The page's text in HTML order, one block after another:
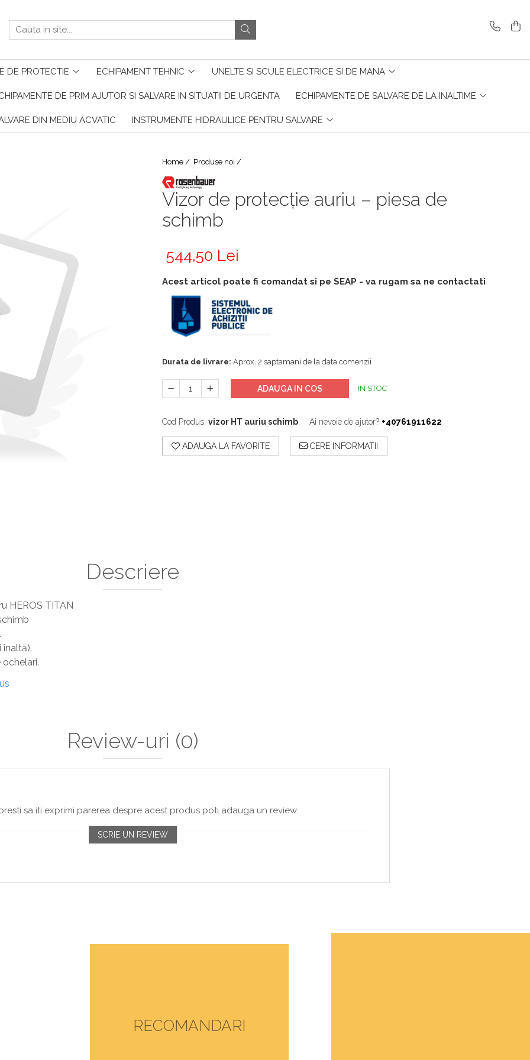
DE PROTECTIE ECHIPAMENT TEHNIC UNELTE SI SCULE ELECTRICE SI DE MANA
DE PRIM AJUTOR SI SALVARE IN SITUATII DE URGENTA ECHIPAMENTE DE SALVARE DE LA INALTIME
DIN MEDIU ACVATIC INSTRUMENTE HIDRAULICE PENTRU SALVARE
Home / Produse noi /
Vizor de protecție auriu – piesa de
schimb
544,50 Lei
Acest articol poate fi comandat si pe SEAP - va rugam sa ne contactati
Durata de livrare: Aprox. 2 saptamani de la data comenzii
ADAUGA IN COS IN STOC
Cod Produs: vizor HT auriu schimb Ai nevoie de ajutor? +40761911622
ADAUGA LA FAVORITE CERE INFORMATII
Descriere
HEROS TITAN
schimb
înaltă).
Review-uri (0)
sa iti exprimi parerea despre acest produs poti adauga un review.
SCRIE UN REVIEW
RECOMANDARI